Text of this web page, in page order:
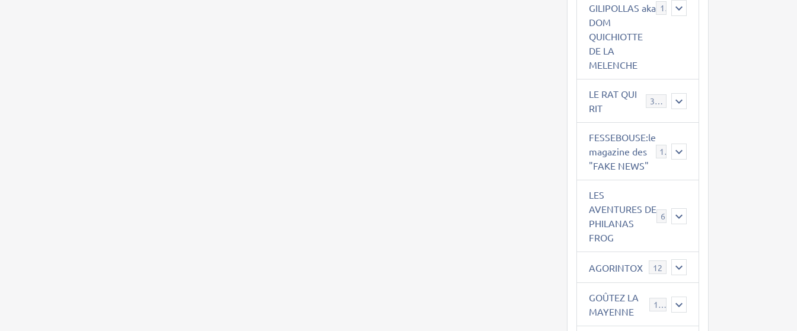
GILIPOLLAS aka
DOM
QUICHIOTTE
DE LA
MELENCHE
119
LE RAT QUI
RIT
395
FESSEBOUSE:le
magazine des
"FAKE NEWS"
19
LES
AVENTURES DE
PHILANAS
FROG
AGORINTOX 12
GOÛTEZ LA
MAYENNE
189